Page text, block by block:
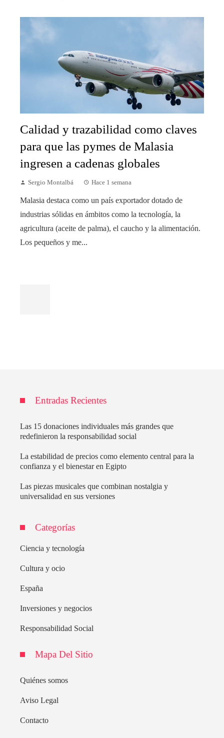
Calidad y trazabilidad como claves
para que las pymes de Malasia
ingresen a cadenas globales
Sergio Montalbá Hace 1 semana
Malasia destaca como un país exportador dotado de
industrias sólidas en ámbitos como la tecnología, la
agricultura (aceite de palma), el caucho y la alimentación.
Los pequeños y me...
Entradas Recientes
Las 15 donaciones individuales más grandes que
redefinieron la responsabilidad social
La estabilidad de precios como elemento central para la
confianza y el bienestar en Egipto
Las piezas musicales que combinan nostalgia y
universalidad en sus versiones
Categorías
Ciencia y tecnología
Cultura y ocio
España
Inversiones y negocios
Responsabilidad Social
Mapa Del Sitio
Quiénes somos
Aviso Legal
Contacto